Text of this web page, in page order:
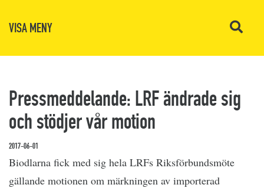
VISA MENY
Pressmeddelande: LRF ändrade sig
och stödjer vår motion
2017-06-01
Biodlarna fick med sig hela LRFs Riksförbundsmöte
gällande motionen om märkningen av importerad